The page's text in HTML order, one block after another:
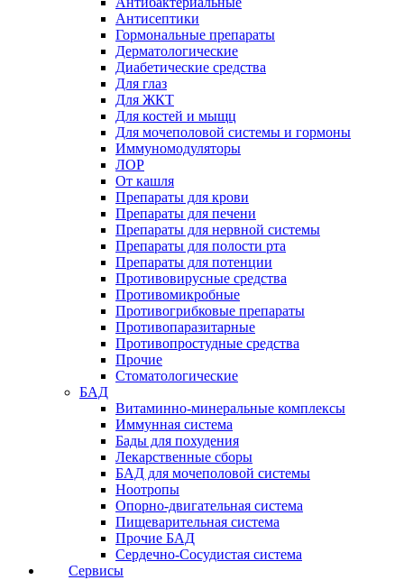
Антисептики
Гормональные препараты
Дерматологические
Диабетические средства
Для глаз
Для ЖКТ
Для костей и мыщц
Для мочеполовой системы и гормоны
Иммуномодуляторы
ЛОР
От кашля
Препараты для крови
Препараты для печени
Препараты для нервной системы
Препараты для полости рта
Препараты для потенции
Противовирусные средства
Противомикробные
Противогрибковые препараты
Противопаразитарные
Противопростудные средства
Прочие
Стоматологические
БАД
Витаминно-минеральные комплексы
Иммунная система
Бады для похудения
Лекарственные сборы
БАД для мочеполовой системы
Ноотропы
Опорно-двигательная система
Пищеварительная система
Прочие БАД
Сердечно-Сосудистая система
Сервисы